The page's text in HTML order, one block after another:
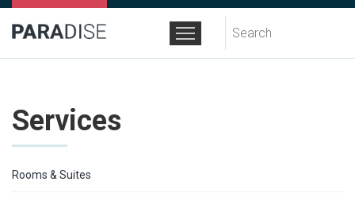
for:
Services
Rooms & Suites